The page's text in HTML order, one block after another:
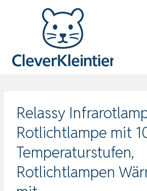
Relassy
Rotlichtlampe mit
Temperaturstufen,
Rotlichtlampen